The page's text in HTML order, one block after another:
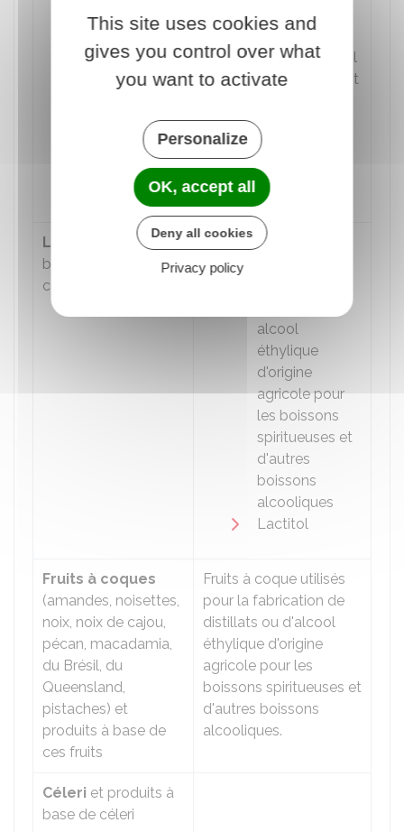
végétales de
soja
Ester de stanol
végétal produit
stérols dérivés
d'huiles
végétales de
soja
Lait
et produits à
base de lait (y
compris de lactose)
Lactosérum
alcool
éthylique
d'origine
agricole pour
les boissons
spiritueuses et
d'autres
boissons
alcooliques
Lactitol
Fruits à coques
(amandes, noisettes,
noix, noix de cajou,
pécan, macadamia,
du Brésil, du
Queensland,
pistaches) et
produits à base de
ces fruits
Fruits à coque utilisés
pour la fabrication de
distillats ou d'alcool
éthylique d'origine
agricole pour les
boissons spiritueuses et
d'autres boissons
alcooliques.
Céleri et produits à
base de céleri
This site uses cookies and
gives you control over what
you want to activate
Personalize
OK, accept all
Deny all cookies
Privacy policy